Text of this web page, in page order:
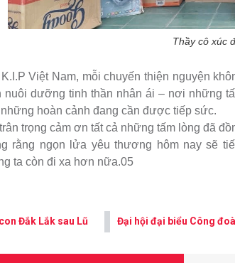
Thầy cô xúc
Việt Nam, mỗi chuyến thiện nguyện
nuôi dưỡng tinh thần nhân ái – nơi những
hoàn cảnh đang cần được tiếp sức.
trọng cảm ơn tất cả những tấm lòng đã
rằng ngọn lửa yêu thương hôm nay sẽ
ta còn đi xa hơn nữa.05
Đắk Lắk sau Lũ